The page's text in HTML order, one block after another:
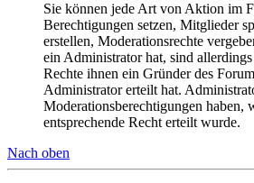
Sie können jede Art von Aktion im
Berechtigungen setzen, Mitglieder
erstellen, Moderationsrechte
ein Administrator hat, sind
Rechte ihnen ein Gründer des
Administrator erteilt hat.
Moderationsberechtigungen haben,
entsprechende Recht erteilt wurde.
Nach oben